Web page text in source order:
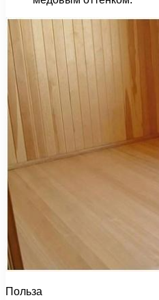
Польза